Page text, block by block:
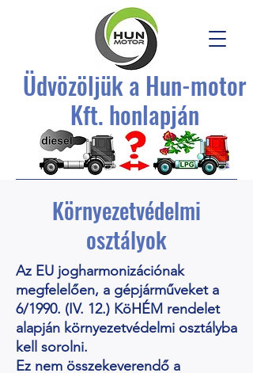
Üdvözöljük a Hun-motor
Kft. honlapján
Környezetvédelmi
osztályok
Az EU jogharmonizációnak
megfelelően, a gépjárműveket a
6/1990. (IV. 12.) KöHÉM rendelet
alapján környezetvédelmi osztályba
kell sorolni.
Ez nem összekeverendő a